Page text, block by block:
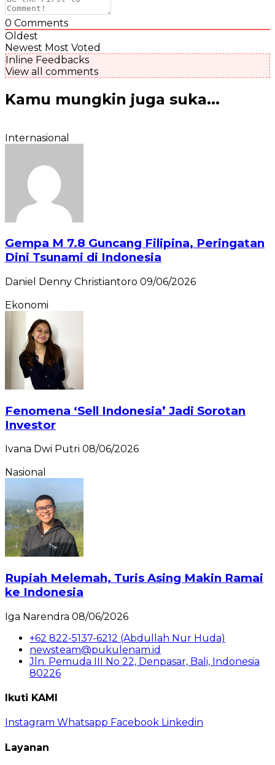
0 Comments
Oldest
Newest Most Voted
Inline Feedbacks
View all comments
Kamu mungkin juga suka...
Internasional
Gempa M 7.8 Guncang Filipina, Peringatan
Dini Tsunami di Indonesia
Daniel Denny Christiantoro 09/06/2026
Ekonomi
Fenomena ‘Sell Indonesia’ Jadi Sorotan
Investor
Ivana Dwi Putri 08/06/2026
Nasional
Rupiah Melemah, Turis Asing Makin Ramai
ke Indonesia
Iga Narendra 08/06/2026
+62 822-5137-6212 (Abdullah Nur Huda)
newsteam@pukulenam.id
Jln. Pemuda III No 22, Denpasar, Bali, Indonesia
80226
Ikuti KAMI
Instagram Whatsapp Facebook Linkedin
Layanan